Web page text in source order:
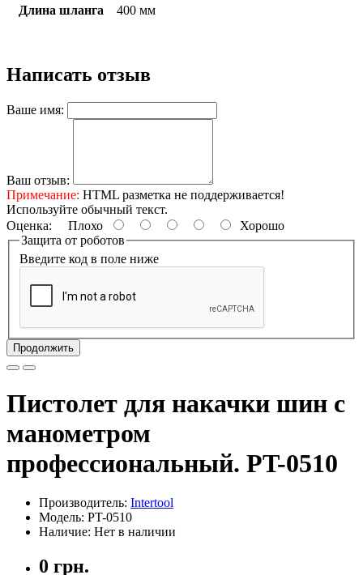
Длина шланга
400 мм
Написать отзыв
Ваше имя:
Ваш отзыв:
Примечание: HTML разметка не поддерживается!
Используйте обычный текст.
Оценка: Плохо
Хорошо
Защита от роботов
Введите код в поле ниже
Продолжить
Пистолет для накачки шин с
манометром
профессиональный. PT-0510
Производитель: Intertool
Модель: PT-0510
Наличие: Нет в наличии
0 грн.